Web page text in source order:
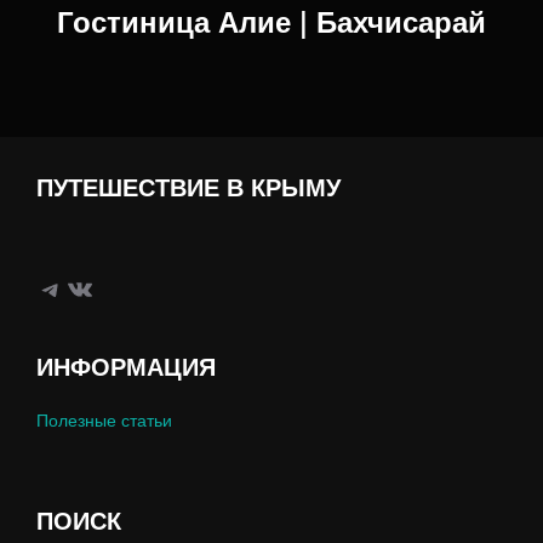
Гостиница Алие | Бахчисарай
ПУТЕШЕСТВИЕ В КРЫМУ
Telegram
ВКонтакте
ИНФОРМАЦИЯ
Полезные статьи
ПОИСК